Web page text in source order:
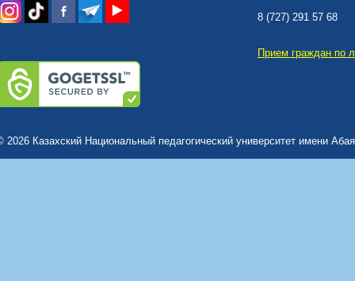
8 (727) 291 57 68
Прием граждан по
2026 Казахский Национальный педагогический университет имени Абая